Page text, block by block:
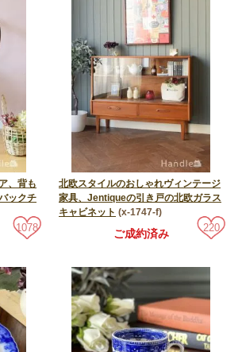
、背も
ックチ
1078
北欧スタイルのおしゃれヴィンテージ
家具、Jentiqueの引き戸の北欧ガラス
キャビネット (x-1747-f)
ご成約済み 220